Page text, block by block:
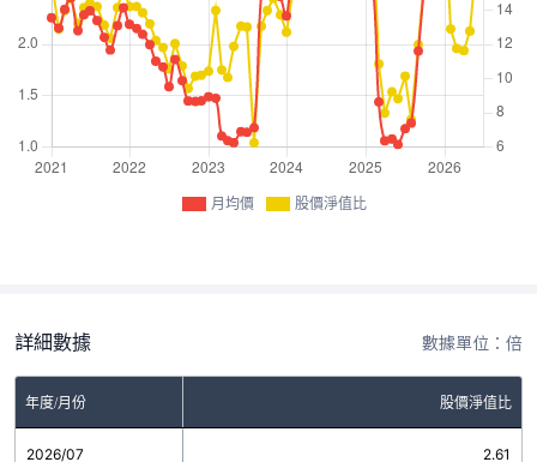
月均價 股價淨值比
詳細數據 數據單位：倍
年度/月份 股價淨值比
2026/07 2.61